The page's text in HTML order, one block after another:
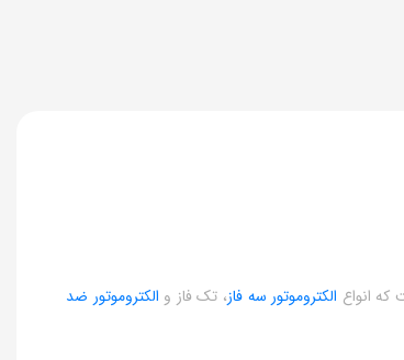
الکتروموتور سه فاز، تک فاز و الکتروموتور ضد